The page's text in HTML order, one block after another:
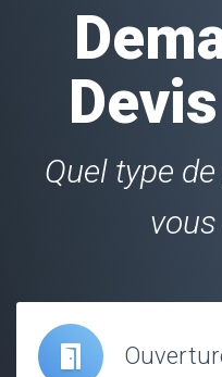
Quel type